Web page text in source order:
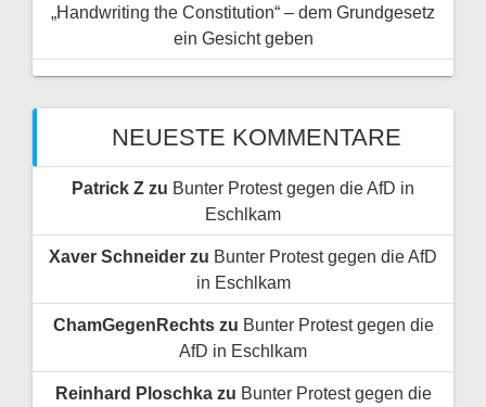
„Handwriting the Constitution“ – dem Grundgesetz
ein Gesicht geben
NEUESTE KOMMENTARE
Patrick Z zu Bunter Protest gegen die AfD in
Eschlkam
Xaver Schneider zu Bunter Protest gegen die AfD
in Eschlkam
ChamGegenRechtszu Bunter Protest gegen die
AfD in Eschlkam
Reinhard Ploschka zu Bunter Protest gegen die